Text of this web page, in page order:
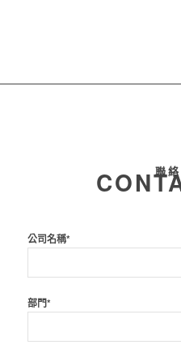
聯
公司名稱*
部門*